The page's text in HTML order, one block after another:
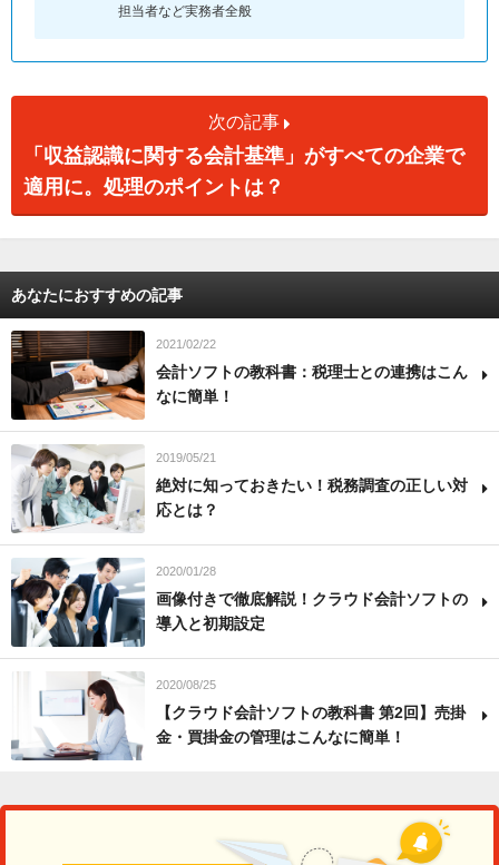
担当者など実務者全般
次の記事
「収益認識に関する会計基準」がすべての企業で
適用に。処理のポイントは？
あなたにおすすめの記事
2021/02/22
会計ソフトの教科書：税理士との連携はこん
なに簡単！
2019/05/21
絶対に知っておきたい！税務調査の正しい対
応とは？
2020/01/28
画像付きで徹底解説！クラウド会計ソフトの
導入と初期設定
2020/08/25
【クラウド会計ソフトの教科書 第2回】売掛
金・買掛金の管理はこんなに簡単！